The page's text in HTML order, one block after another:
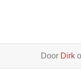
Door Dirk